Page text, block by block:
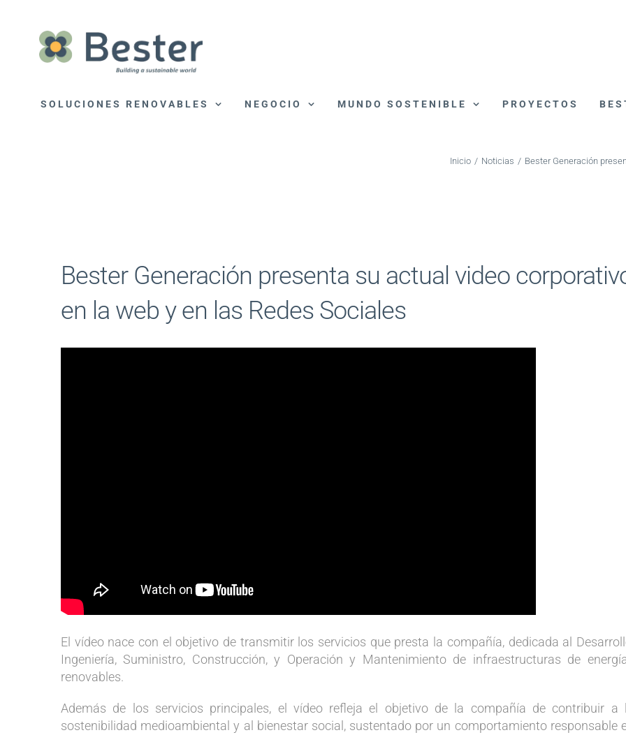
contenido
SOLUCIONES RENOVABLES NEGOCIO MUNDO SOSTENIBLE PROYECTOS
Inicio / Noticias / Bester Generación
Bester Generación presenta su actual video
en la web y en las Redes Sociales
El vídeo nace con el objetivo de transmitir los servicios que presta la compañía, dedicada al
Ingeniería, Suministro, Construcción, y Operación y Mantenimiento de infraestructuras de
renovables.
Además de los servicios principales, el vídeo refleja el objetivo de la compañía de contribuir a
sostenibilidad medioambiental y al bienestar social, sustentado por un comportamiento responsable